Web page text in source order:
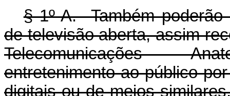
§ 1º-A. Também
de televisão aberta, assim
Telecomunicações -
entretenimento ao público
digitais ou de meios